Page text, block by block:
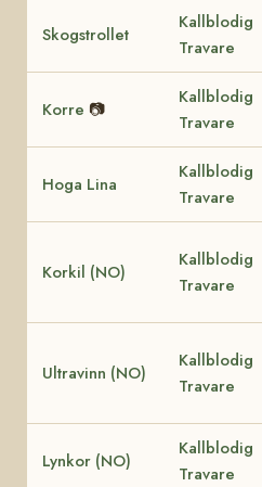
Skogstrollet
Kallblodig
Travare
Korre 📷
Kallblodig
Travare
Hoga Lina
Kallblodig
Travare
Korkil (NO)
Kallblodig
Travare
Ultravinn (NO)
Kallblodig
Travare
Lynkor (NO)
Kallblodig
Travare